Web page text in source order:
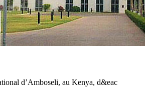
d’Amboseli, au Kenya, d&eac